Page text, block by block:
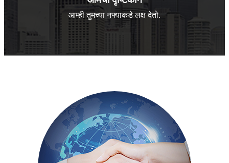
आम्ही तुमच्या नफ्याकडे लक्ष देतो.